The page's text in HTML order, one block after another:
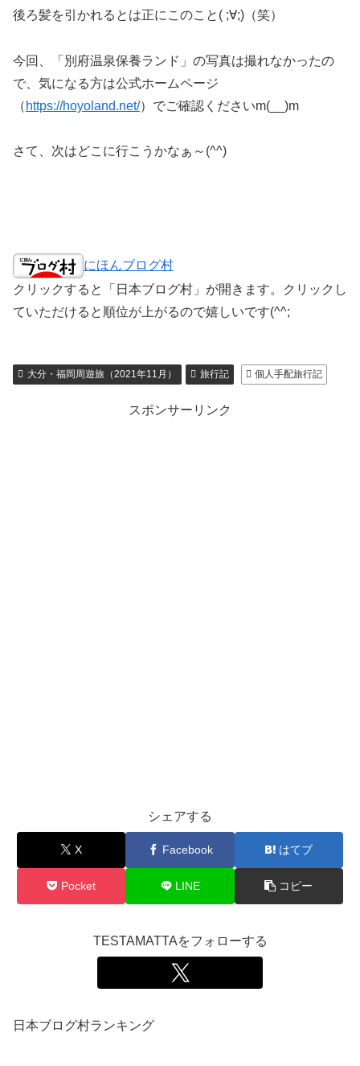
後ろ髪を引かれるとは正にこのこと( ;∀;)（笑）
今回、「別府温泉保養ランド」の写真は撮れなかったの
で、気になる方は公式ホームページ
（ https://hoyoland.net/）でご確認くださいm(__)m
さて、次はどこに行こうかなぁ～(^^)
にほんブログ村
クリックすると「日本ブログ村」が開きます。クリックし
ていただけると順位が上がるので嬉しいです(^^;
大分・福岡周遊旅（2021年11月） 旅行記 個人手配旅行記
スポンサーリンク
シェアする
X Facebook はてブ
Pocket LINE コピー
TESTAMATTAをフォローする
日本ブログ村ランキング